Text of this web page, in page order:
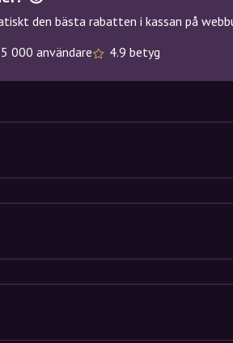
den bästa rabatten i kassan på
000 användare 4.9 betyg